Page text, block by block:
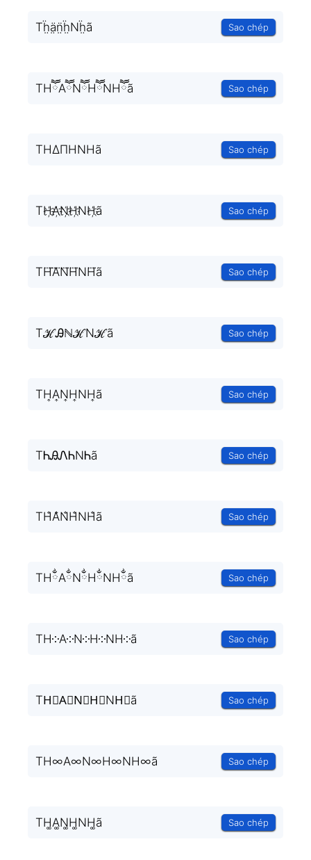
Tḧ̤ä̤n̤̈ḧ̤Nḧ̤ã Sao chép
THཽAཽNཽHཽNHཽã Sao chép
THΔΠHNHã Sao chép
TH҉A҉N҉H҉NH҉ã Sao chép
TH⃜A⃜N⃜H⃜NH⃜ã Sao chép
TℋᎯℕℋNℋã Sao chép
TH͎A͎N͎H͎NH͎ã Sao chép
TᏂᎯᏁᏂNᏂã Sao chép
TH̐A̐N̐H̐NH̐ã Sao chép
THྂAྂNྂHྂNHྂã Sao chép
TH༶A༶N༶H༶NH༶ã Sao chép
TH⃒A⃒N⃒H⃒NH⃒ã Sao chép
TH∞A∞N∞H∞NH∞ã Sao chép
TH͚A͚N͚H͚NH͚ã Sao chép